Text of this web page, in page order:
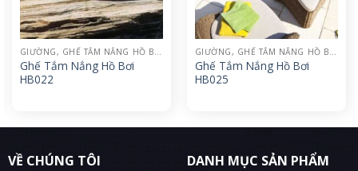
GIƯỜNG, GHẾ TẮM NẮNG HỒ BƠI
Ghế Tắm Nắng Hồ Bơi
HB022
GIƯỜNG, GHẾ TẮM NẮNG HỒ BƠI
Ghế Tắm Nắng Hồ Bơi
HB025
VỀ CHÚNG TÔI DANH MỤC SẢN PHẨM